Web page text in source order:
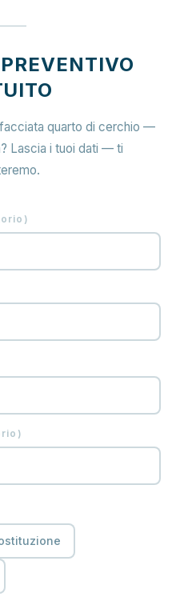
quarto di cerchio —
Lascia i tuoi dati — ti
)
)